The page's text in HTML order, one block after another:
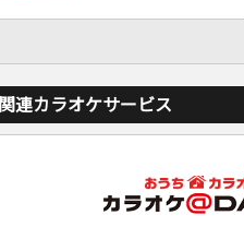
関連カラオケサービス